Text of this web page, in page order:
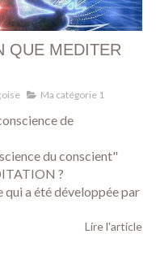
QUE MEDITER
Ma catégorie 1
de
du conscient"
?
qui a été développée par
Lire l'article